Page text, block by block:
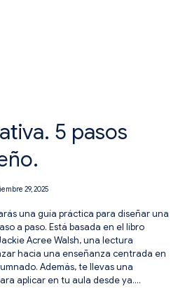
5 pasos
29, 2025
una guía práctica para diseñar una
a paso. Está basada en el libro
Acree Walsh, una lectura
hacia una enseñanza centrada en
Además, te llevas una
aplicar en tu aula desde ya….